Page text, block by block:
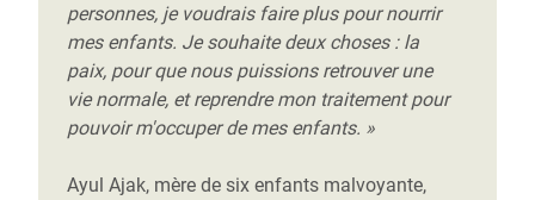
personnes, je voudrais faire plus pour nourrir
mes enfants. Je souhaite deux choses : la
paix, pour que nous puissions retrouver une
vie normale, et reprendre mon traitement pour
pouvoir m'occuper de mes enfants. »
Ayul Ajak, mère de six enfants malvoyante,